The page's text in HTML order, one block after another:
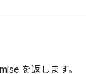
を返します。